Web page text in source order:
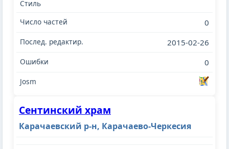
0
2015-02-26
0
Сентинский храм
Карачаевский р-н, Карачаево-Черкесия